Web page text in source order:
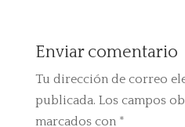
Enviar comentario
Tu dirección de correo
publicada. Los campos
marcados con *